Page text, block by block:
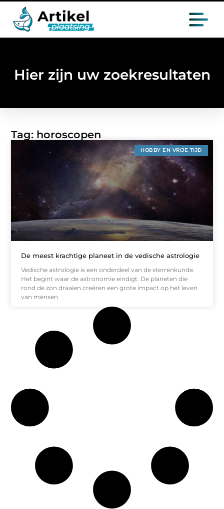
Hier zijn uw zoekresultaten
Tag: horoscopen
HOBBY EN VRIJE TIJD
De meest krachtige planeet in de vedische astrologie
Vedische astrologie is een onderdeel van de sterrenkunde.
Het begint waar de astronomie eindigt. De planeten die
rond de zon draaien creëren een grote impact op het leven
van mensen